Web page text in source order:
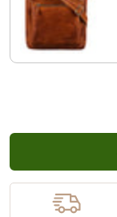
larino - marrón